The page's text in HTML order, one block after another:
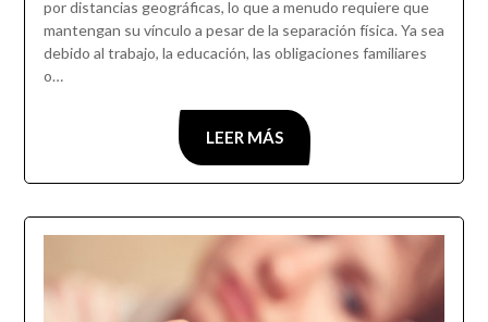
por distancias geográficas, lo que a menudo requiere que
mantengan su vínculo a pesar de la separación física. Ya sea
debido al trabajo, la educación, las obligaciones familiares
o…
LEER MÁS